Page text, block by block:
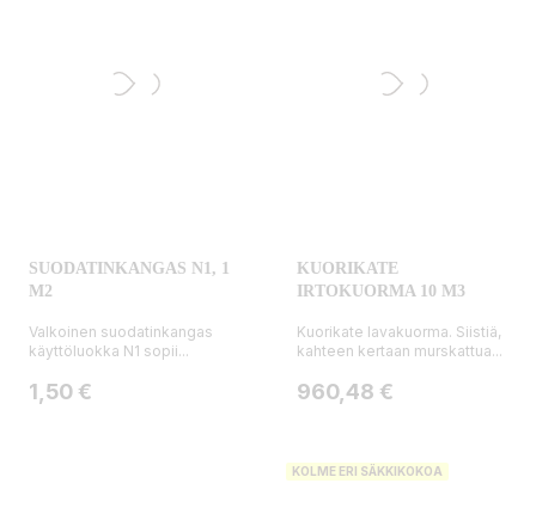
SUODATINKANGAS N1, 1
M2
Valkoinen suodatinkangas
käyttöluokka N1 sopii...
Hinta
1,50 €
KUORIKATE
IRTOKUORMA 10 M3
Kuorikate lavakuorma. Siistiä,
kahteen kertaan murskattua...
Hinta
960,48 €
KOLME ERI SÄKKIKOKOA